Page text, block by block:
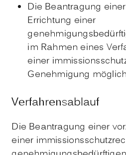
Die Beantragung
Errichtung einer
im Rahmen eines
einer
Genehmigung
Verfahrensablauf
Die Beantragung einer
einer